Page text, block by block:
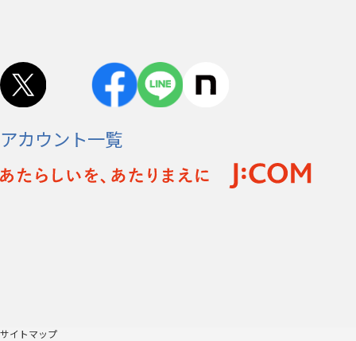
アカウント一覧
サイトマップ